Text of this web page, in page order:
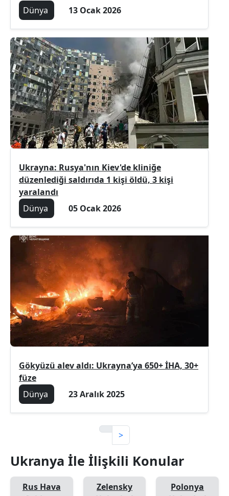
Dünya
13 Ocak 2026
Ukrayna: Rusya'nın Kiev'de kliniğe
düzenlediği saldırıda 1 kişi öldü, 3 kişi
yaralandı
Dünya
05 Ocak 2026
Gökyüzü alev aldı: Ukrayna’ya 650+ İHA, 30+
füze
Dünya
23 Aralık 2025
>
Ukranya İle İlişkili Konular
Rus Hava
Zelensky
Polonya